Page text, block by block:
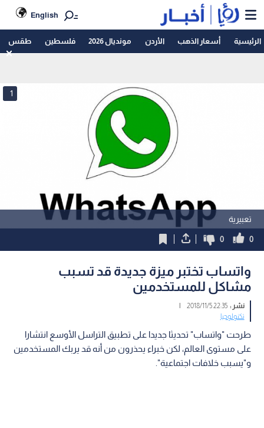
English
الرئيسية أسعار الذهب الأردن مونديال 2026 فلسطين طقس
تعبيرية
1
0
0
واتساب تختبر ميزة جديدة قد تسبب
مشاكل للمستخدمين
نشر :22:35 2018/11/5
|
تكنولوجيا
طرحت "واتساب" تحديثا جديدا على تطبيق التراسل الأوسع انتشارا
على مستوى العالم، لكن خبراء يحذرون من أنه قد يربك المستخدمين
و"يسبب خلافات اجتماعية".